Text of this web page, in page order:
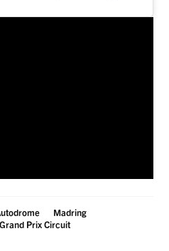
Madring
Prix Circuit